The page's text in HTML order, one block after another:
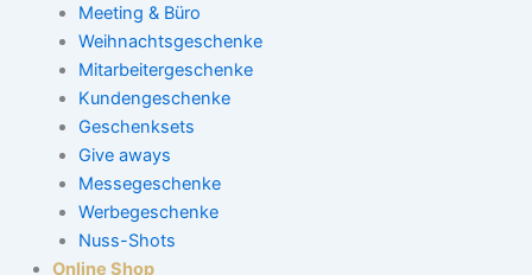
Meeting & Büro
Weihnachtsgeschenke
Mitarbeitergeschenke
Kundengeschenke
Geschenksets
Give aways
Messegeschenke
Werbegeschenke
Nuss-Shots
Online Shop